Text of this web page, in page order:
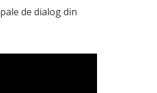
de dialog din